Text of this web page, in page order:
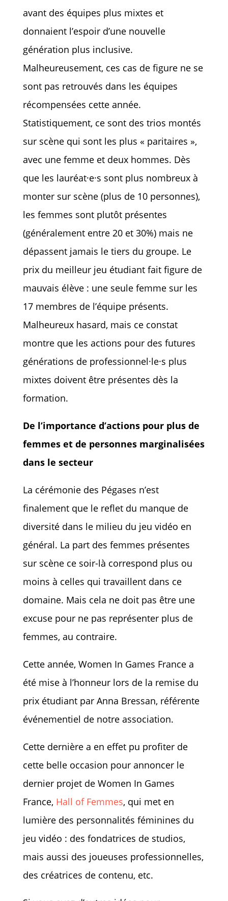
avant des équipes plus mixtes et
donnaient l’espoir d’une nouvelle
génération plus inclusive.
Malheureusement, ces cas de figure ne se
sont pas retrouvés dans les équipes
récompensées cette année.
Statistiquement, ce sont des trios montés
sur scène qui sont les plus « paritaires »,
avec une femme et deux hommes. Dès
que les lauréat·e·s sont plus nombreux à
monter sur scène (plus de 10 personnes),
les femmes sont plutôt présentes
(généralement entre 20 et 30%) mais ne
dépassent jamais le tiers du groupe. Le
prix du meilleur jeu étudiant fait figure de
mauvais élève : une seule femme sur les
17 membres de l’équipe présents.
Malheureux hasard, mais ce constat
montre que les actions pour des futures
générations de professionnel·le·s plus
mixtes doivent être présentes dès la
formation.
De l’importance d’actions pour plus de
femmes et de personnes marginalisées
dans le secteur
La cérémonie des Pégases n’est
finalement que le reflet du manque de
diversité dans le milieu du jeu vidéo en
général. La part des femmes présentes
sur scène ce soir-là correspond plus ou
moins à celles qui travaillent dans ce
domaine. Mais cela ne doit pas être une
excuse pour ne pas représenter plus de
femmes, au contraire.
Cette année, Women In Games France a
été mise à l’honneur lors de la remise du
prix étudiant par Anna Bressan, référente
événementiel de notre association.
Cette dernière a en effet pu profiter de
cette belle occasion pour annoncer le
dernier projet de Women In Games
France, Hall of Femmes, qui met en
lumière des personnalités féminines du
jeu vidéo : des fondatrices de studios,
mais aussi des joueuses professionnelles,
des créatrices de contenu, etc.